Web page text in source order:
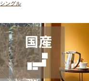
シングル